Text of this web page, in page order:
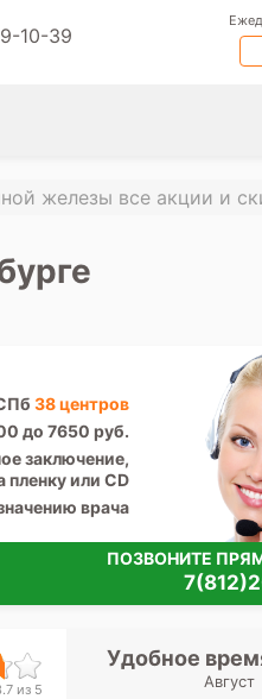
10-39
железы все акции и
38 центров
до 7650 руб.
заключение,
пленку или CD
врача
ПОЗВОНИТЕ
из 5
Удобное
Август